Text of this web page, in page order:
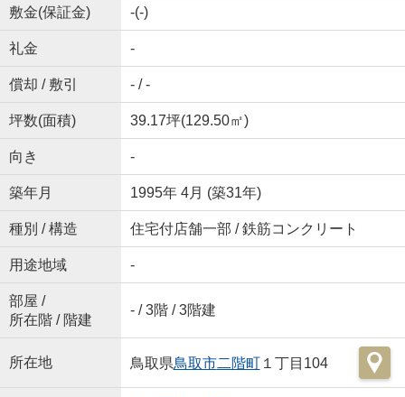
敷金(保証金) -(-)
礼金 -
償却 / 敷引 - / -
坪数(面積) 39.17坪(129.50㎡)
向き -
築年月 1995年 4月 (築31年)
種別 / 構造 住宅付店舗一部 / 鉄筋コンクリート
用途地域 -
部屋 /
所在階 / 階建
- / 3階 / 3階建
所在地 鳥取県鳥取市二階町１丁目104